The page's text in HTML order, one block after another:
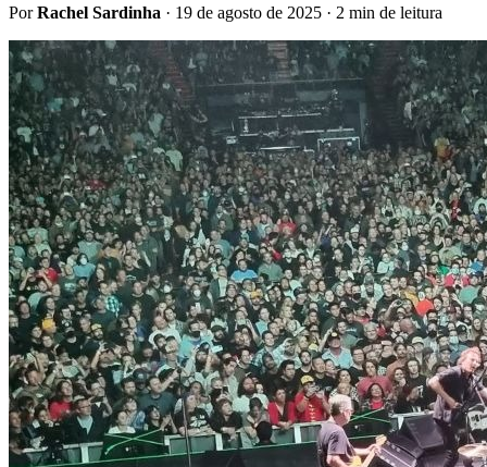
PorRachel Sardinha · 19 de agosto de 2025 · 2 min de leitura